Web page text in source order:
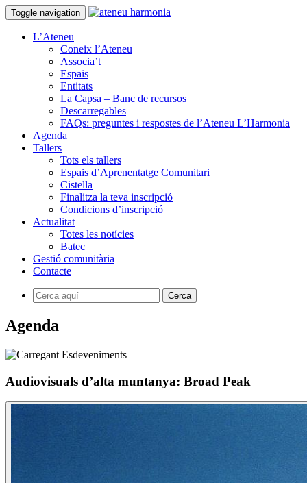
Toggle navigation
L’Ateneu
Coneix l’Ateneu
Associa’t
Espais
Entitats
La Capsa – Banc de recursos
Descarregables
FAQs: preguntes i respostes de l’Ateneu L’Harmonia
Agenda
Tallers
Tots els tallers
Espais d’Aprenentatge Comunitari
Cistella
Finalitza la teva inscripció
Condicions d’inscripció
Actualitat
Totes les notícies
Batec
Gestió comunitària
Contacte
Agenda
Audiovisuals d’alta muntanya: Broad Peak